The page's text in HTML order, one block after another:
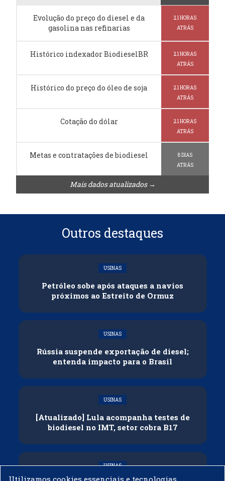
Evolução do preço do diesel e da
gasolina nas refinarias
21 HORAS
ATRÁS
Histórico indexador BiodieselBR
21 HORAS
ATRÁS
Histórico do preço do óleo de soja
21 HORAS
ATRÁS
Cotação do dólar
21 HORAS
ATRÁS
Metas e contratações de biodiesel
8 DIAS
ATRÁS
Mais dados atualizados →
Outros destaques
USINAS
Petróleo sobe após ataques a navios
próximos ao Estreito de Ormuz
USINAS
Rússia suspende exportação de diesel;
entenda impacto para o Brasil
USINAS
[Atualizado] Lula acompanha testes de
biodiesel no IMT, setor cobra B17
USINAS
Utilizamos cookies essenciais e tecnologias